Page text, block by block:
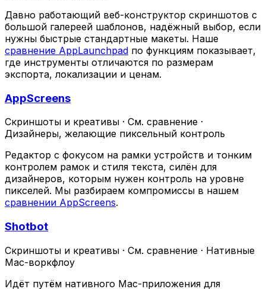
Давно работающий веб-конструктор скриншотов с
большой галереей шаблонов, надёжный выбор, если
нужны быстрые стандартные макеты. Наше
сравнение AppLaunchpad по функциям показывает,
где инструменты отличаются по размерам
экспорта, локализации и ценам.
AppScreens
Скриншоты и креативы · См. сравнение ·
Дизайнеры, желающие пиксельный контроль
Редактор с фокусом на рамки устройств и тонким
контролем рамок и стиля текста, силён для
дизайнеров, которым нужен контроль на уровне
пикселей. Мы разбираем компромиссы в нашем
сравнении AppScreens.
Shotbot
Скриншоты и креативы · См. сравнение · Нативные
Mac-воркфлоу
Идёт путём нативного Mac-приложения для